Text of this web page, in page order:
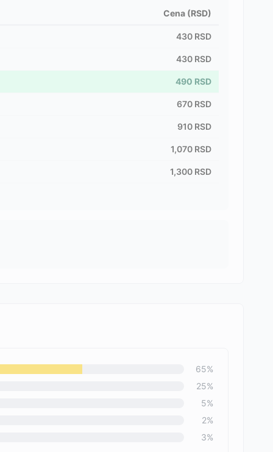
Cena (RSD)
430 RSD
430 RSD
490 RSD
670 RSD
910 RSD
1,070 RSD
1,300 RSD
65%
25%
5%
2%
3%